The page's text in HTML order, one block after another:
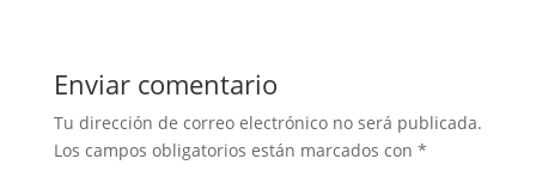
Enviar comentario
Tu dirección de correo electrónico no será publicada.
Los campos obligatorios están marcados con *